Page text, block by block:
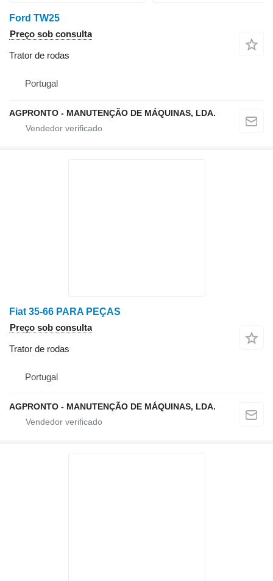
Ford TW25
Preço sob consulta
Trator de rodas
Portugal
AGPRONTO - MANUTENÇÃO DE MÁQUINAS, LDA.
Fiat 35-66 PARA PEÇAS
Preço sob consulta
Trator de rodas
Portugal
AGPRONTO - MANUTENÇÃO DE MÁQUINAS, LDA.